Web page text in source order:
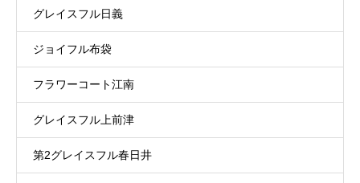
グレイスフル日義
ジョイフル布袋
フラワーコート江南
グレイスフル上前津
第2グレイスフル春日井